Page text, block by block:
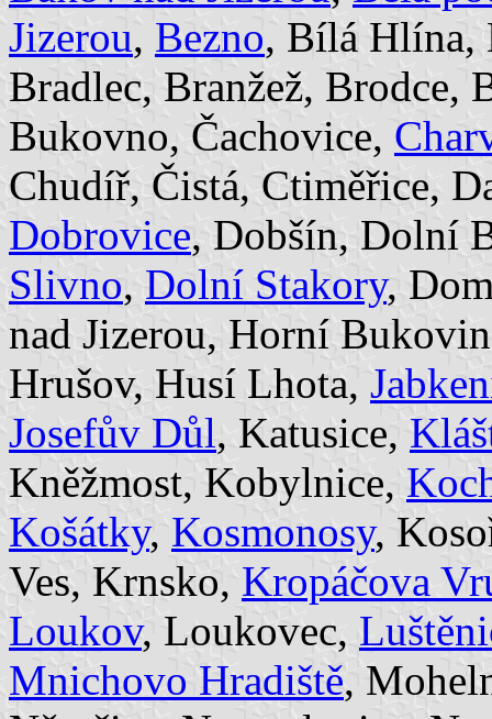
Jizerou, Bezno, Bílá
Bradlec, Branžež, Brodce,
Bukovno, Čachovice,
Chudíř, Čistá, Ctiměřice,
Dobrovice, Dobšín, Dolní
Slivno, Dolní Stakory,
nad Jizerou, Horní
Hrušov, Husí Lhota,
Josefův Důl, Katusice,
Kněžmost, Kobylnice,
Košátky, Kosmonosy,
Ves, Krnsko, Kropáčova
Loukov, Loukovec,
Mnichovo Hradiště,